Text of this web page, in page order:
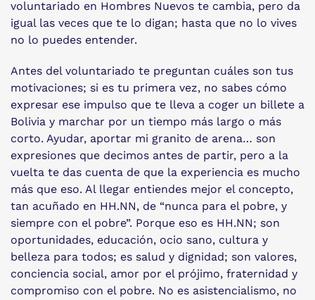
voluntariado en Hombres Nuevos te cambia, pero da
igual las veces que te lo digan; hasta que no lo vives
no lo puedes entender.
Antes del voluntariado te preguntan cuáles son tus
motivaciones; si es tu primera vez, no sabes cómo
expresar ese impulso que te lleva a coger un billete a
Bolivia y marchar por un tiempo más largo o más
corto. Ayudar, aportar mi granito de arena… son
expresiones que decimos antes de partir, pero a la
vuelta te das cuenta de que la experiencia es mucho
más que eso. Al llegar entiendes mejor el concepto,
tan acuñado en HH.NN, de “nunca para el pobre, y
siempre con el pobre”. Porque eso es HH.NN; son
oportunidades, educación, ocio sano, cultura y
belleza para todos; es salud y dignidad; son valores,
conciencia social, amor por el prójimo, fraternidad y
compromiso con el pobre. No es asistencialismo, no